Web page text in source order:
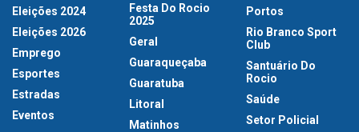
Eleições 2024
Eleições 2026
Emprego
Esportes
Estradas
Eventos
Festa Do Rocio
2025
Geral
Guaraqueçaba
Guaratuba
Litoral
Matinhos
Portos
Rio Branco Sport
Club
Santuário Do
Rocio
Saúde
Setor Policial